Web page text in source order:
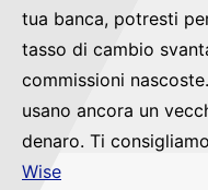
tua banca, potresti
tasso di cambio
commissioni
usano ancora un
denaro. Ti
Wise